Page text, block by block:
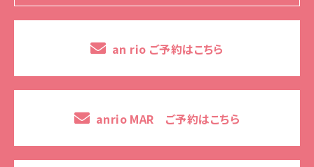
an rio ご予約はこちら
anrio MAR ご予約はこちら